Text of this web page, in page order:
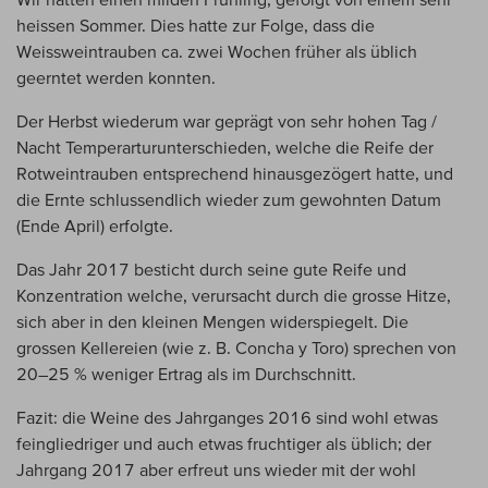
heissen Sommer. Dies hatte zur Folge, dass die
Weissweintrauben ca. zwei Wochen früher als üblich
geerntet werden konnten.
Der Herbst wiederum war geprägt von sehr hohen Tag /
Nacht Temperarturunterschieden, welche die Reife der
Rotweintrauben entsprechend hinausgezögert hatte, und
die Ernte schlussendlich wieder zum gewohnten Datum
(Ende April) erfolgte.
Das Jahr 2017 besticht durch seine gute Reife und
Konzentration welche, verursacht durch die grosse Hitze,
sich aber in den kleinen Mengen widerspiegelt. Die
grossen Kellereien (wie z. B. Concha y Toro) sprechen von
20–25 % weniger Ertrag als im Durchschnitt.
Fazit: die Weine des Jahrganges 2016 sind wohl etwas
feingliedriger und auch etwas fruchtiger als üblich; der
Jahrgang 2017 aber erfreut uns wieder mit der wohl